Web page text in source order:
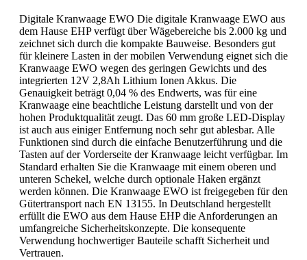
Digitale Kranwaage EWO Die digitale Kranwaage EWO aus
dem Hause EHP verfügt über Wägebereiche bis 2.000 kg und
zeichnet sich durch die kompakte Bauweise. Besonders gut
für kleinere Lasten in der mobilen Verwendung eignet sich die
Kranwaage EWO wegen des geringen Gewichts und des
integrierten 12V 2,8Ah Lithium Ionen Akkus. Die
Genauigkeit beträgt 0,04 % des Endwerts, was für eine
Kranwaage eine beachtliche Leistung darstellt und von der
hohen Produktqualität zeugt. Das 60 mm große LED-Display
ist auch aus einiger Entfernung noch sehr gut ablesbar. Alle
Funktionen sind durch die einfache Benutzerführung und die
Tasten auf der Vorderseite der Kranwaage leicht verfügbar. Im
Standard erhalten Sie die Kranwaage mit einem oberen und
unteren Schekel, welche durch optionale Haken ergänzt
werden können. Die Kranwaage EWO ist freigegeben für den
Gütertransport nach EN 13155. In Deutschland hergestellt
erfüllt die EWO aus dem Hause EHP die Anforderungen an
umfangreiche Sicherheitskonzepte. Die konsequente
Verwendung hochwertiger Bauteile schafft Sicherheit und
Vertrauen.